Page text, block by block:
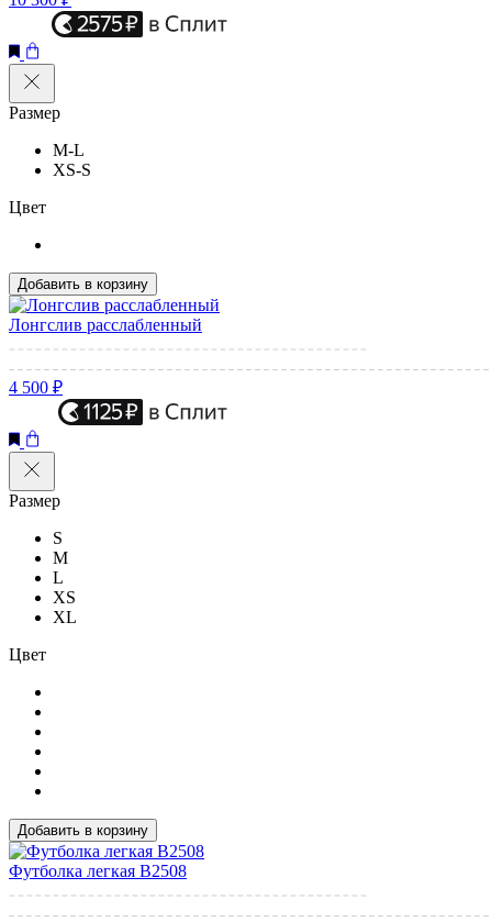
Размер
M-L
XS-S
Цвет
Добавить в корзину
Лонгслив расслабленный
4 500 ₽
Размер
S
M
L
XS
XL
Цвет
Добавить в корзину
Футболка легкая B2508